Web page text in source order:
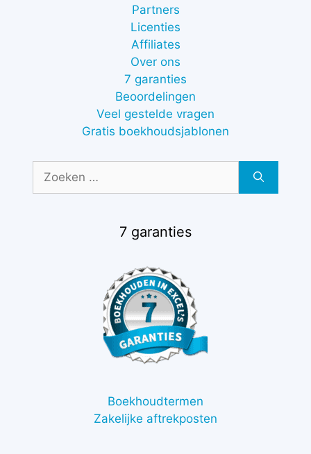
Partners
Licenties
Affiliates
Over ons
7 garanties
Beoordelingen
Veel gestelde vragen
Gratis boekhoudsjablonen
naar:
7 garanties
Boekhoudtermen
Zakelijke aftrekposten